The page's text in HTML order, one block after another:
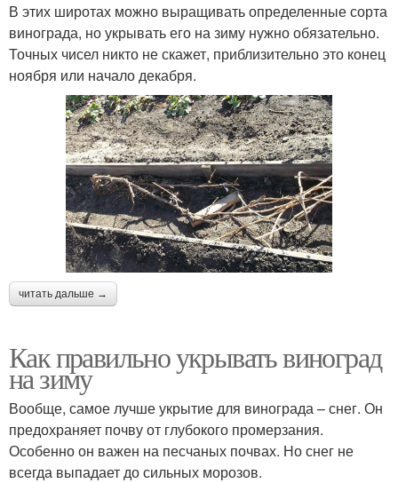
В этих широтах можно выращивать определенные сорта
винограда, но укрывать его на зиму нужно обязательно.
Точных чисел никто не скажет, приблизительно это конец
ноября или начало декабря.
читать дальше →
Как правильно укрывать виноград
на зиму
Вообще, самое лучше укрытие для винограда – снег. Он
предохраняет почву от глубокого промерзания.
Особенно он важен на песчаных почвах. Но снег не
всегда выпадает до сильных морозов.